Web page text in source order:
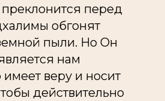
преклонится перед
обгонят
пыли. Но Он
нам
веру и носит
действительно